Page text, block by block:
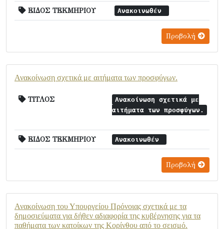
ΕΙΔΟΣ ΤΕΚΜΗΡΙΟΥ Ανακοινωθέν
Προβολή
Ανακοίνωση σχετικά με αιτήματα των προσφύγων.
ΤΙΤΛΟΣ
Ανακοίνωση σχετικά με
αιτήματα των προσφύγων.
ΕΙΔΟΣ ΤΕΚΜΗΡΙΟΥ Ανακοινωθέν
Προβολή
Ανακοίνωση του Υπουργείου Πρόνοιας σχετικά με τα
δημοσιεύματα για δήθεν αδιαφορία της κυβέρνησης για τα
παθήματα των κατοίκων της Κορίνθου από το σεισμό.